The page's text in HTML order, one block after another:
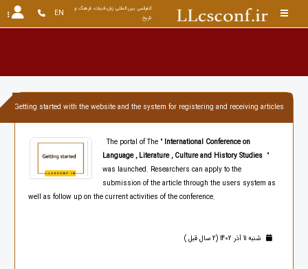
تاریخ
EN
Getting started with the website and the system for registering and receiving articles
The portal of The " International Conference on
Language , Literature , Culture and History Studies "
was launched. Researchers can apply to the
submission of the article through the users system as
well as follow up on the current activities of the conference.
شنبه 11 آذر 1402 (2 سال قبل )